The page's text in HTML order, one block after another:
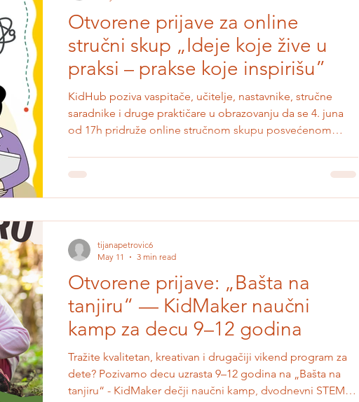
Otvorene prijave za online
stručni skup „Ideje koje žive u
praksi – prakse koje inspirišu”
KidHub poziva vaspitače, učitelje, nastavnike, stručne
saradnike i druge praktičare u obrazovanju da se 4. juna
od 17h pridruže online stručnom skupu posvećenom
učenje dece i učenika. Otvorene su prijave za online
stručni skup „Ideje koje žive u praksi - prakse koje
Otvorene prijave: „Bašta na
tanjiru“ — KidMaker naučni
kamp za decu 9–12 godina
Tražite kvalitetan, kreativan i drugačiji vikend program za
dete? Pozivamo decu uzrasta 9–12 godina na „Bašta na
tanjiru“ - KidMaker dečji naučni kamp, dvodnevni STEM
tijanapetrovic6
May 11
3 min read